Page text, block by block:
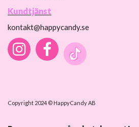
Kundtjänst
kontakt@happycandy.se
Copyright 2024 © HappyCandy AB